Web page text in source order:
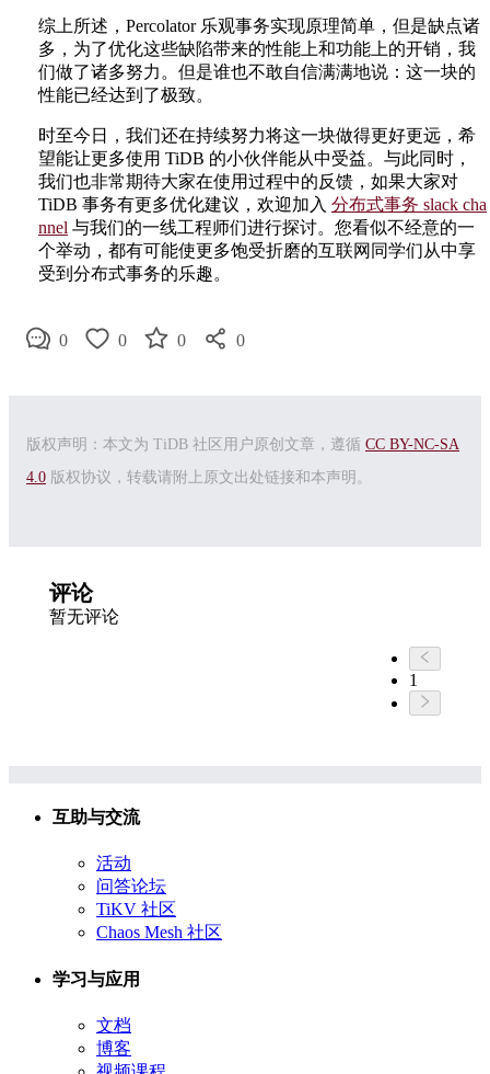
综上所述，Percolator 乐观事务实现原理简单，但是缺点诸
多，为了优化这些缺陷带来的性能上和功能上的开销，我
们做了诸多努力。但是谁也不敢自信满满地说：这一块的
性能已经达到了极致。
时至今日，我们还在持续努力将这一块做得更好更远，希
望能让更多使用 TiDB 的小伙伴能从中受益。与此同时，
我们也非常期待大家在使用过程中的反馈，如果大家对
TiDB 事务有更多优化建议，欢迎加入 分布式事务 slack cha
nnel 与我们的一线工程师们进行探讨。您看似不经意的一
个举动，都有可能使更多饱受折磨的互联网同学们从中享
受到分布式事务的乐趣。
0 0 0 0
版权声明：本文为 TiDB 社区用户原创文章，遵循 CC BY-NC-SA
4.0 版权协议，转载请附上原文出处链接和本声明。
评论
暂无评论
1
互助与交流
活动
问答论坛
TiKV 社区
Chaos Mesh 社区
学习与应用
文档
博客